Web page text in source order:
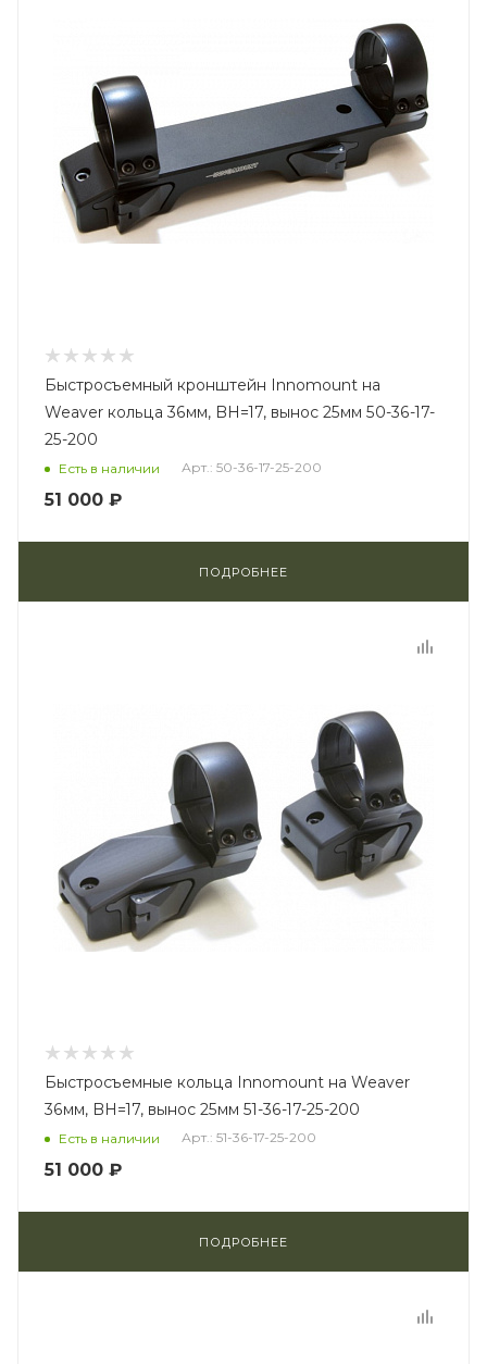
Быстросъемный кронштейн Innomount на
Weaver кольца 36мм, BH=17, вынос 25мм 50-36-17-
25-200
Есть в наличии Арт.: 50-36-17-25-200
51 000 ₽
ПОДРОБНЕЕ
Быстросъемные кольца Innomount на Weaver
36мм, BH=17, вынос 25мм 51-36-17-25-200
Есть в наличии Арт.: 51-36-17-25-200
51 000 ₽
ПОДРОБНЕЕ